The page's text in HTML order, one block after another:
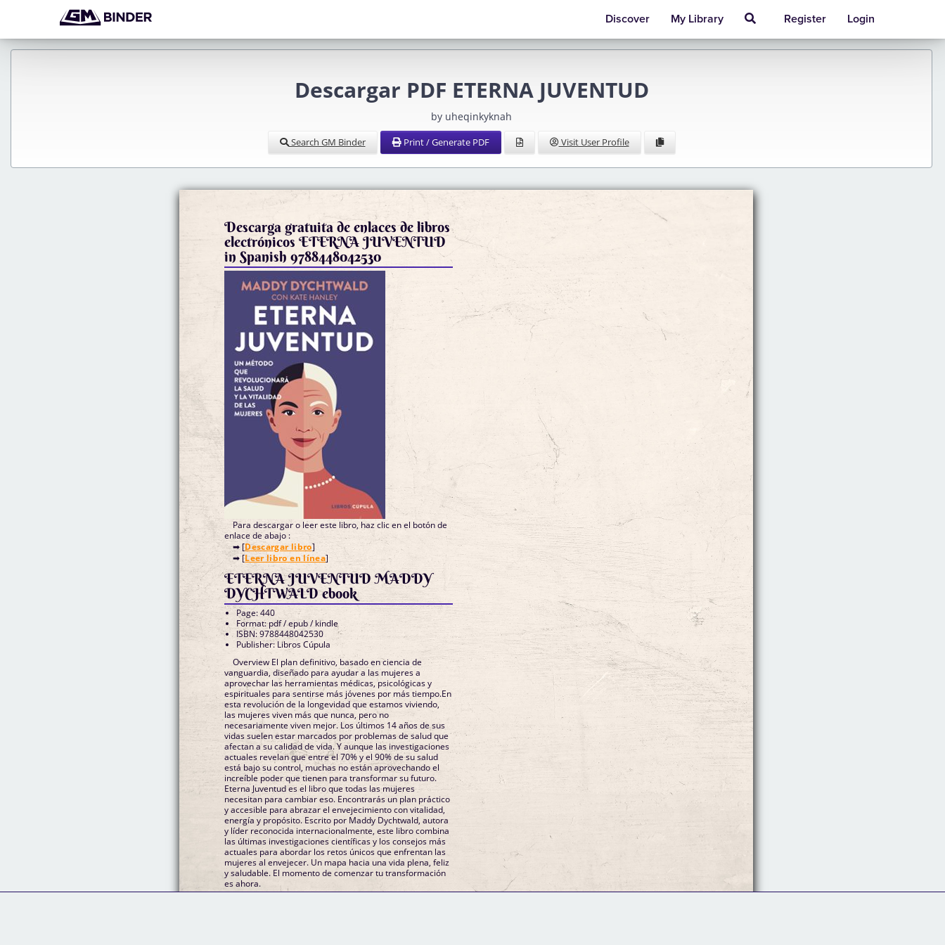
Discover My Library Register Login
Descargar PDF ETERNA JUVENTUD
by uheqinkyknah
Search GM Binder Print / Generate PDF Visit User Profile
Descarga gratuita de enlaces de libros
electrónicos ETERNA JUVENTUD
in Spanish 9788448042530
Para descargar o leer este libro, haz clic en el botón de
enlace de abajo :
➡ [Descargar libro]
➡ [Leer libro en línea]
ETERNA JUVENTUD MADDY
DYCHTWALD ebook
Page: 440
Format: pdf / epub / kindle
ISBN: 9788448042530
Publisher: Libros Cúpula
Overview El plan definitivo, basado en ciencia de
vanguardia, diseñado para ayudar a las mujeres a
aprovechar las herramientas médicas, psicológicas y
espirituales para sentirse más jóvenes por más tiempo.En
esta revolución de la longevidad que estamos viviendo,
las mujeres viven más que nunca, pero no
necesariamente viven mejor. Los últimos 14 años de sus
vidas suelen estar marcados por problemas de salud que
afectan a su calidad de vida. Y aunque las investigaciones
actuales revelan que entre el 70% y el 90% de su salud
está bajo su control, muchas no están aprovechando el
increíble poder que tienen para transformar su futuro.
Eterna Juventud es el libro que todas las mujeres
necesitan para cambiar eso. Encontrarás un plan práctico
y accesible para abrazar el envejecimiento con vitalidad,
energía y propósito. Escrito por Maddy Dychtwald, autora
y líder reconocida internacionalmente, este libro combina
las últimas investigaciones científicas y los consejos más
actuales para abordar los retos únicos que enfrentan las
mujeres al envejecer. Un mapa hacia una vida plena, feliz
y saludable. El momento de comenzar tu transformación
es ahora.